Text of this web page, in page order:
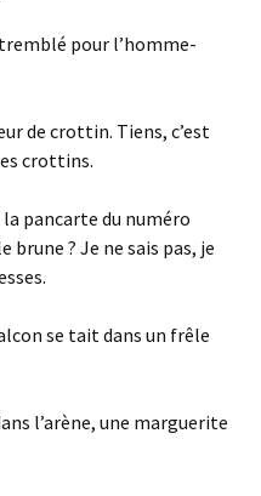
pour l’homme-
de crottin. Tiens, c’est
crottins.
pancarte du numéro
? Je ne sais pas, je
se tait dans un frêle
l’arène, une marguerite